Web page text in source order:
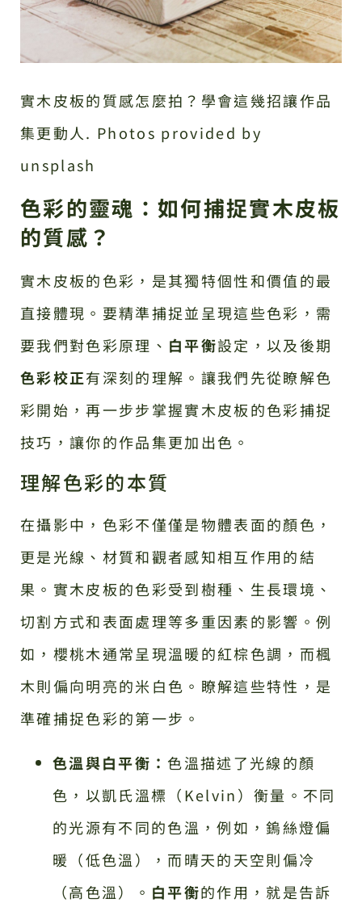
實木皮板的質感怎麼拍？學會這幾招讓作品
集更動人. Photos provided by
unsplash
色彩的靈魂：如何捕捉實木皮板
的質感？
實木皮板的色彩，是其獨特個性和價值的最
直接體現。要精準捕捉並呈現這些色彩，需
要我們對色彩原理、 白平衡設定，以及後期
色彩校正有深刻的理解。讓我們先從瞭解色
彩開始，再一步步掌握實木皮板的色彩捕捉
技巧，讓你的作品集更加出色。
理解色彩的本質
在攝影中，色彩不僅僅是物體表面的顏色，
更是光線、材質和觀者感知相互作用的結
果。實木皮板的色彩受到樹種、生長環境、
切割方式和表面處理等多重因素的影響。例
如，櫻桃木通常呈現溫暖的紅棕色調，而楓
木則偏向明亮的米白色。瞭解這些特性，是
準確捕捉色彩的第一步。
色溫與白平衡： 色溫描述了光線的顏
色，以凱氏溫標（Kelvin）衡量。不同
的光源有不同的色溫，例如，鎢絲燈偏
暖（低色溫），而晴天的天空則偏冷
（高色溫）。 白平衡的作用，就是告訴